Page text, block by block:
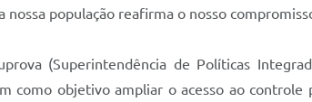
população reafirma o nosso
(Superintendência de Políticas
como objetivo ampliar o acesso ao